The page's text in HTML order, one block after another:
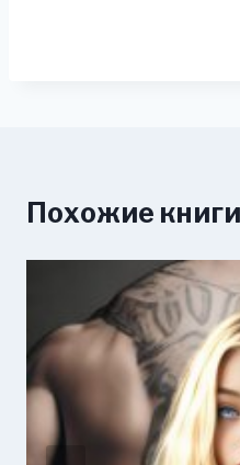
Похожие книги